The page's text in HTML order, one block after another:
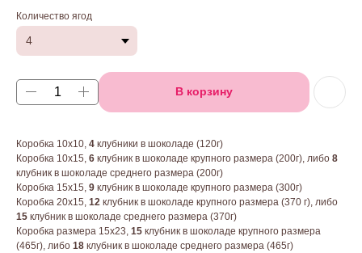
Количество ягод
В корзину
Коробка 10х10, 4 клубники в шоколаде (120г)
Коробка 10х15, 6 клубник в шоколаде крупного размера (200г), либо 8
клубник в шоколаде среднего размера (200г)
Коробка 15х15, 9 клубник в шоколаде крупного размера (300г)
Коробка 20х15, 12 клубник в шоколаде крупного размера (370 г), либо
15 клубник в шоколаде среднего размера (370г)
Коробка размера 15х23, 15 клубник в шоколаде крупного размера
(465г), либо 18 клубник в шоколаде среднего размера (465г)